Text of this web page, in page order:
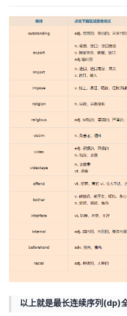
以上就是最长连续序列(dp)